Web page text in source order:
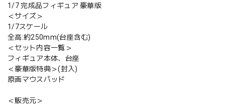
1/7 完成品フィギュア 豪華版
＜サイズ＞
1/7スケール
全高:約250mm(台座含む)
＜セット内容一覧＞
フィギュア本体、台座
＜豪華版特典＞(封入)
原画マウスパッド
＜販売元＞